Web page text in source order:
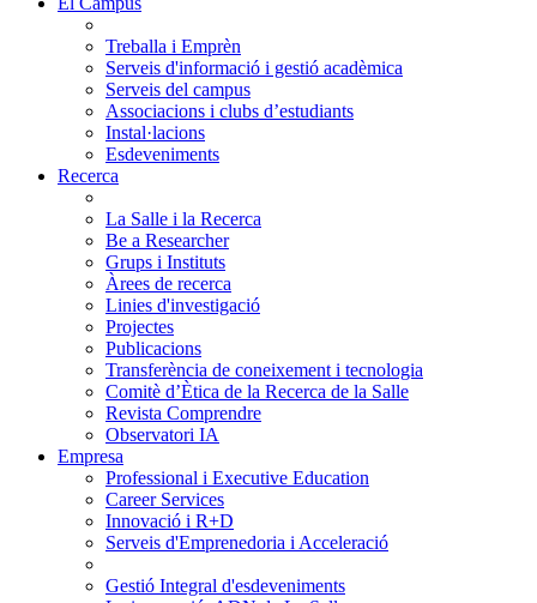
Treballa i Emprèn
Serveis d'informació i gestió acadèmica
Serveis del campus
Associacions i clubs d’estudiants
Instal·lacions
Esdeveniments
Recerca
La Salle i la Recerca
Be a Researcher
Grups i Instituts
Àrees de recerca
Linies d'investigació
Projectes
Publicacions
Transferència de coneixement i tecnologia
Comitè d’Ètica de la Recerca de la Salle
Revista Comprendre
Observatori IA
Empresa
Professional i Executive Education
Career Services
Innovació i R+D
Serveis d'Emprenedoria i Acceleració
Gestió Integral d'esdeveniments